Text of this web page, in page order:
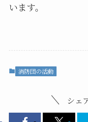
います。
消防団の活動
シェ